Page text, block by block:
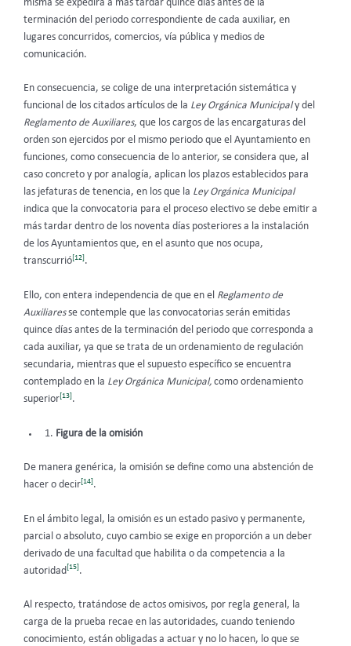
misma se expedirá a más tardar quince días antes de la
terminación del periodo correspondiente de cada auxiliar, en
lugares concurridos, comercios, vía pública y medios de
comunicación.
En consecuencia, se colige de una interpretación sistemática y
funcional de los citados artículos de la Ley Orgánica Municipaly del
Reglamento de Auxiliares, que los cargos de las encargaturas del
orden son ejercidos por el mismo periodo que el Ayuntamiento en
funciones, como consecuencia de lo anterior, se considera que, al
caso concreto y por analogía, aplican los plazos establecidos para
las jefaturas de tenencia, en los que la Ley Orgánica Municipal
indica que la convocatoria para el proceso electivo se debe emitir a
más tardar dentro de los noventa días posteriores a la instalación
de los Ayuntamientos que, en el asunto que nos ocupa,
transcurrió[12].
Ello, con entera independencia de que en el Reglamento de
Auxiliaresse contemple que las convocatorias serán emitidas
quince días antes de la terminación del periodo que corresponda a
cada auxiliar, ya que se trata de un ordenamiento de regulación
secundaria, mientras que el supuesto específico se encuentra
contemplado en la Ley Orgánica Municipal, como ordenamiento
superior[13].
Figura de la omisión
De manera genérica, la omisión se define como una abstención de
hacer o decir[14].
En el ámbito legal, la omisión es un estado pasivo y permanente,
parcial o absoluto, cuyo cambio se exige en proporción a un deber
derivado de una facultad que habilita o da competencia a la
autoridad [15] .
Al respecto, tratándose de actos omisivos, por regla general, la
carga de la prueba recae en las autoridades, cuando teniendo
conocimiento, están obligadas a actuar y no lo hacen, lo que se